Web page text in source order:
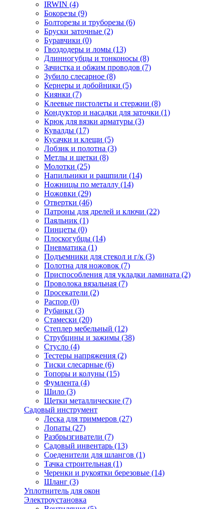
IRWIN (4)
Бокорезы (9)
Болторезы и труборезы (6)
Бруски заточные (2)
Буравчики (0)
Гвоздодеры и ломы (13)
Длинногубцы и тонконосы (8)
Зачистка и обжим проводов (7)
Зубило слесарное (8)
Кернеры и добойники (5)
Киянки (7)
Клеевые пистолеты и стержни (8)
Кондуктор и насадки для заточки (1)
Крюк для вязки арматуры (3)
Кувалды (17)
Кусачки и клещи (5)
Лобзик и полотна (3)
Метлы и щетки (8)
Молотки (25)
Напильники и рашпили (14)
Ножницы по металлу (14)
Ножовки (29)
Отвертки (46)
Патроны для дрелей и ключи (22)
Паяльник (1)
Пинцеты (0)
Плоскогубцы (14)
Пневматика (1)
Подъемники для стекол и г/к (3)
Полотна для ножовок (7)
Приспособления для укладки ламината (2)
Проволока вязальная (7)
Просекатели (2)
Распор (0)
Рубанки (3)
Стамески (20)
Степлер мебельный (12)
Струбцины и зажимы (38)
Стусло (4)
Тестеры напряжения (2)
Тиски слесарные (6)
Топоры и колуны (15)
Фумлента (4)
Шило (3)
Щетки металлические (7)
Садовый инструмент
Леска для триммеров (27)
Лопаты (27)
Разбрызгиватели (7)
Садовый инвентарь (13)
Соеденители для шлангов (1)
Тачка строительная (1)
Черенки и рукоятки березовые (14)
Шланг (3)
Уплотнитель для окон
Электроустановка